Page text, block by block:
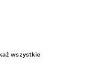
wszystkie